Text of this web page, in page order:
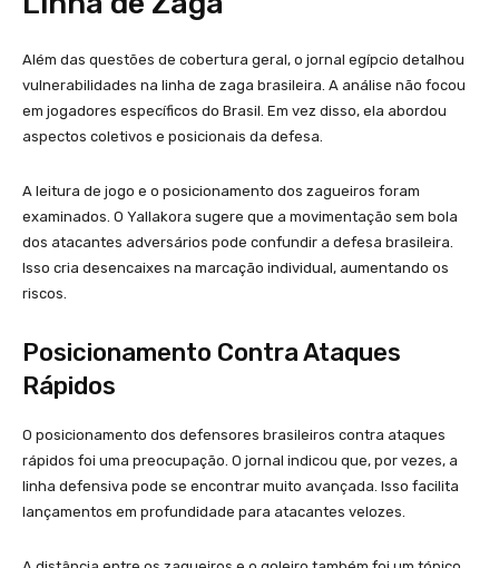
Além das questões de cobertura geral, o jornal egípcio detalhou
vulnerabilidades na linha de zaga brasileira. A análise não focou
em jogadores específicos do Brasil. Em vez disso, ela abordou
aspectos coletivos e posicionais da defesa.
A leitura de jogo e o posicionamento dos zagueiros foram
examinados. O Yallakora sugere que a movimentação sem bola
dos atacantes adversários pode confundir a defesa brasileira.
Isso cria desencaixes na marcação individual, aumentando os
riscos.
Posicionamento Contra Ataques
Rápidos
O posicionamento dos defensores brasileiros contra ataques
rápidos foi uma preocupação. O jornal indicou que, por vezes, a
linha defensiva pode se encontrar muito avançada. Isso facilita
lançamentos em profundidade para atacantes velozes.